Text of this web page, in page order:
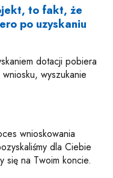
to fakt, że
po uzyskaniu
dotacji pobiera
wyszukanie
wnioskowania
dla Ciebie
się na Twoim koncie.